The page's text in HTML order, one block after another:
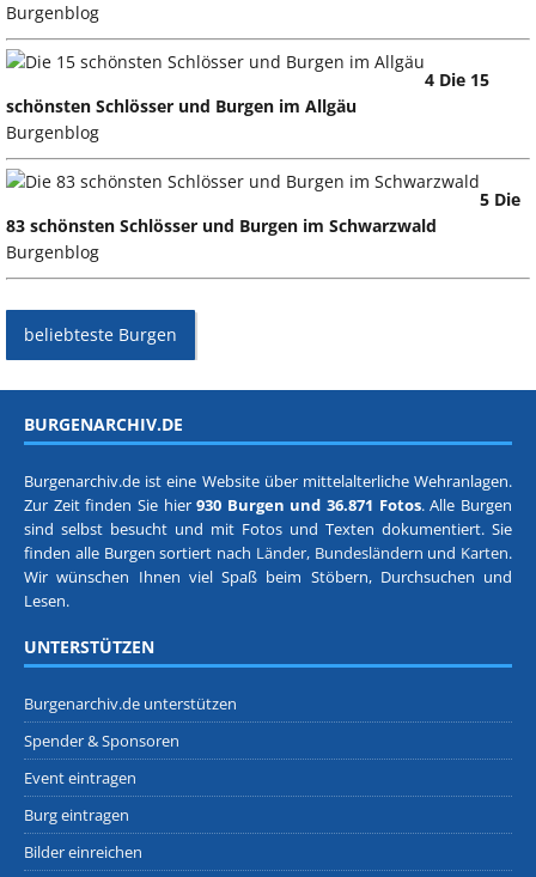
Burgenblog
4 Die 15
schönsten Schlösser und Burgen im Allgäu
Burgenblog
5 Die
83 schönsten Schlösser und Burgen im Schwarzwald
Burgenblog
beliebteste Burgen
BURGENARCHIV.DE
Burgenarchiv.de ist eine Website über mittelalterliche Wehranlagen.
Zur Zeit finden Sie hier930 Burgen und 36.871 Fotos. Alle Burgen
sind selbst besucht und mit Fotos und Texten dokumentiert. Sie
finden alle Burgen sortiert nach Länder, Bundesländern und Karten.
Wir wünschen Ihnen viel Spaß beim Stöbern, Durchsuchen und
Lesen.
UNTERSTÜTZEN
Burgenarchiv.de unterstützen
Spender & Sponsoren
Event eintragen
Burg eintragen
Bilder einreichen